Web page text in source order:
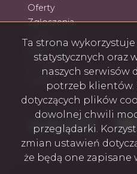
Oferty
Zgłoszenia
Kontakt
social media
Ta strona
statystycznych oraz
naszych serwisów
potrzeb klientów.
dotyczących plików
dowolnej chwili
przeglądarki.
zmian ustawień
że będą one zapisane